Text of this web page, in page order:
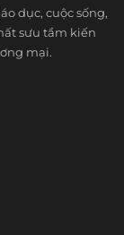
dục, cuộc sống,
sưu tầm kiến
mại.